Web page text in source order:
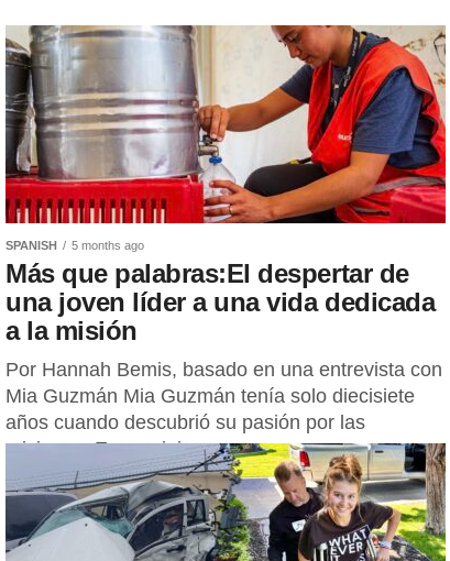
SPANISH 5 months ago
Más que palabras:El despertar de
una joven líder a una vida dedicada
a la misión
Por Hannah Bemis, basado en una entrevista con
Mia Guzmán Mia Guzmán tenía solo diecisiete
años cuando descubrió su pasión por las
misiones. En un viaje...